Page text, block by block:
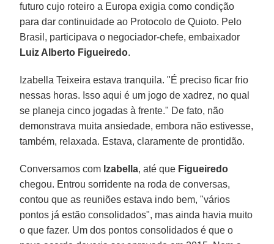
futuro cujo roteiro a Europa exigia como condição
para dar continuidade ao Protocolo de Quioto. Pelo
Brasil, participava o negociador-chefe, embaixador
Luiz Alberto Figueiredo.
Izabella Teixeira estava tranquila. "É preciso ficar frio
nessas horas. Isso aqui é um jogo de xadrez, no qual
se planeja cinco jogadas à frente." De fato, não
demonstrava muita ansiedade, embora não estivesse,
também, relaxada. Estava, claramente de prontidão.
Conversamos com Izabella, até que Figueiredo
chegou. Entrou sorridente na roda de conversas,
contou que as reuniões estava indo bem, "vários
pontos já estão consolidados", mas ainda havia muito
o que fazer. Um dos pontos consolidados é que o